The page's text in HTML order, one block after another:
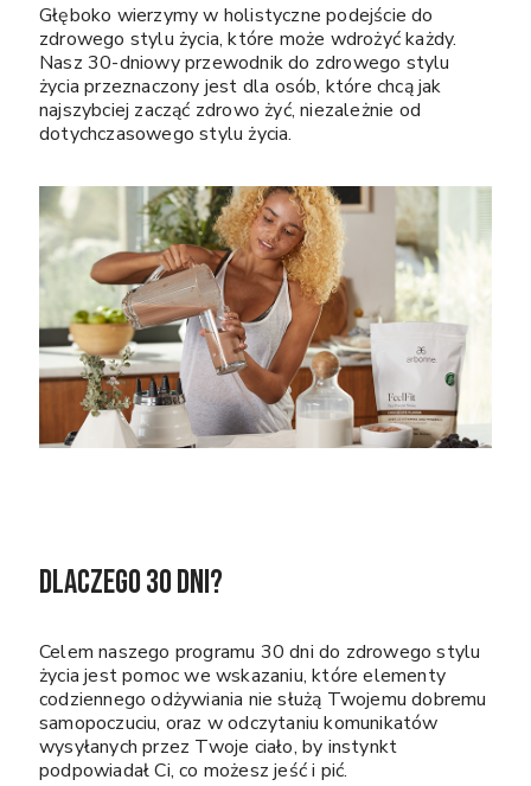
Głęboko wierzymy w holistyczne podejście do
zdrowego stylu życia, które może wdrożyć każdy.
Nasz 30-dniowy przewodnik do zdrowego stylu
życia przeznaczony jest dla osób, które chcą jak
najszybciej zacząć zdrowo żyć, niezależnie od
dotychczasowego stylu życia.
DLACZEGO 30 DNI?
Celem naszego programu 30 dni do zdrowego stylu
życia jest pomoc we wskazaniu, które elementy
codziennego odżywiania nie służą Twojemu dobremu
samopoczuciu, oraz w odczytaniu komunikatów
wysyłanych przez Twoje ciało, by instynkt
podpowiadał Ci, co możesz jeść i pić.